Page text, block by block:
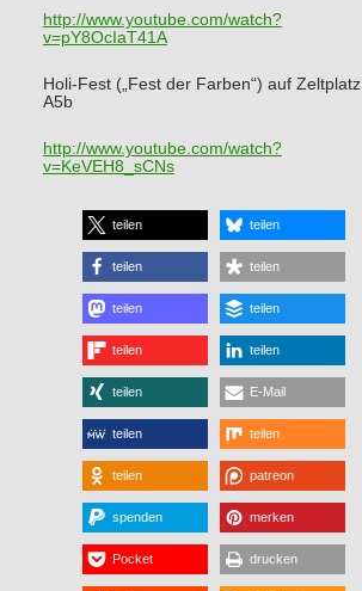
http://www.youtube.com/watch?
v=pY8OcIaT41A
Holi-Fest („Fest der Farben“) auf Zeltplatz
A5b
http://www.youtube.com/watch?
v=KeVEH8_sCNs
teilen teilen
teilen teilen
teilen teilen
teilen teilen
teilen E-Mail
teilen teilen
teilen patreon
spenden merken
Pocket drucken